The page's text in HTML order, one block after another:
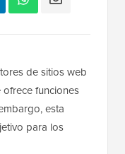
de sitios web
funciones
esta
para los